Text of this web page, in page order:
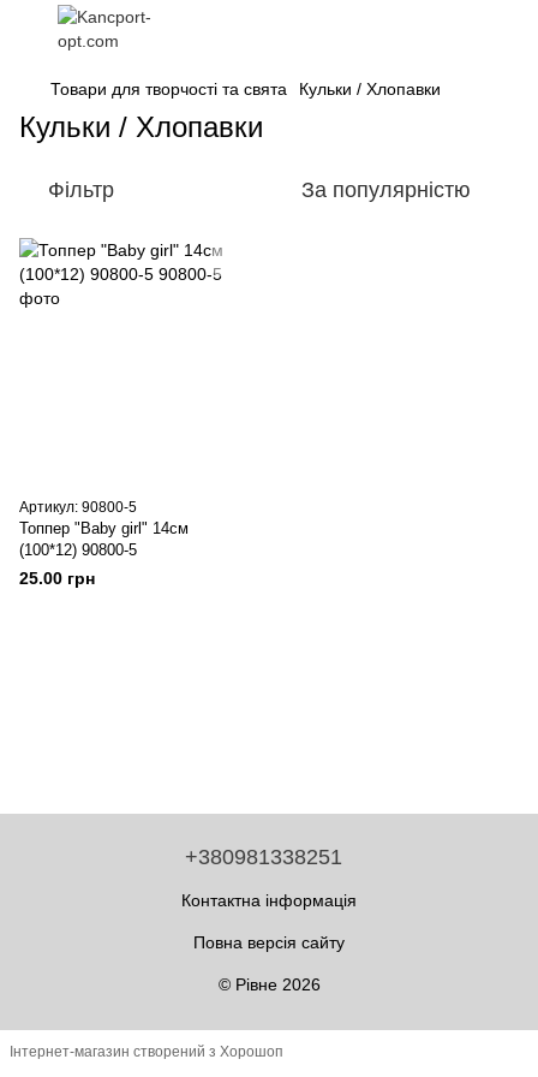
Товари для творчості та свята Кульки / Хлопавки
Кульки / Хлопавки
Фільтр За популярністю
Артикул: 90800-5
Топпер "Baby girl" 14см
(100*12) 90800-5
25.00 грн
+380981338251
Контактна інформація
Повна версія сайту
© Рівне 2026
Інтернет-магазин створений з Хорошоп